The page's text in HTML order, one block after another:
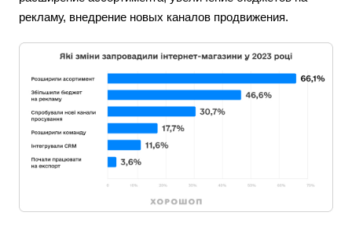
рекламу, внедрение новых каналов продвижения.